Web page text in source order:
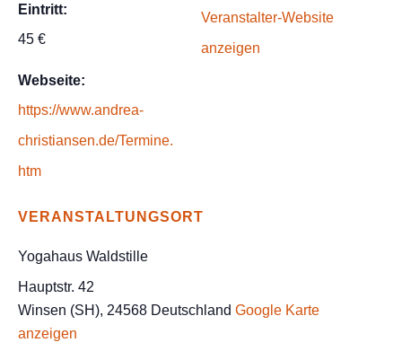
Eintritt:
45 €
Webseite:
https://www.andrea-
christiansen.de/Termine.
htm
VERANSTALTUNGSORT
Yogahaus Waldstille
Hauptstr. 42
Winsen (SH), 24568 Deutschland Google Karte
anzeigen
Veranstalter-Website
anzeigen